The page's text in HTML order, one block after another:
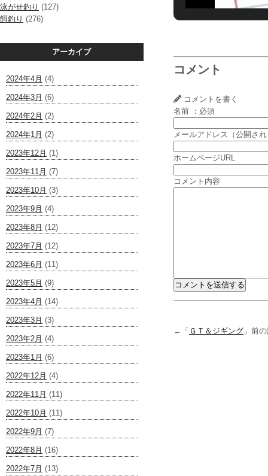
泳がせ釣り (127)
餌釣り (276)
アーカイブ
2024年4月 (4)
2024年3月 (6)
2024年2月 (2)
2024年1月 (2)
2023年12月 (1)
2023年11月 (7)
2023年10月 (3)
2023年9月 (4)
2023年8月 (12)
2023年7月 (12)
2023年6月 (11)
2023年5月 (9)
2023年4月 (14)
2023年3月 (3)
2023年2月 (4)
2023年1月 (6)
2022年12月 (4)
2022年11月 (11)
2022年10月 (11)
2022年9月 (7)
2022年8月 (16)
2022年7月 (13)
コメント
コメントを書く
名前 ：必須
メールアドレス（公開さ
ホームページURL
コメント内容
←「 ＧＴ＆ジギング 」前